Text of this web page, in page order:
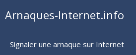
auArnaques-Internet.info
Signaler une arnaque sur Internet